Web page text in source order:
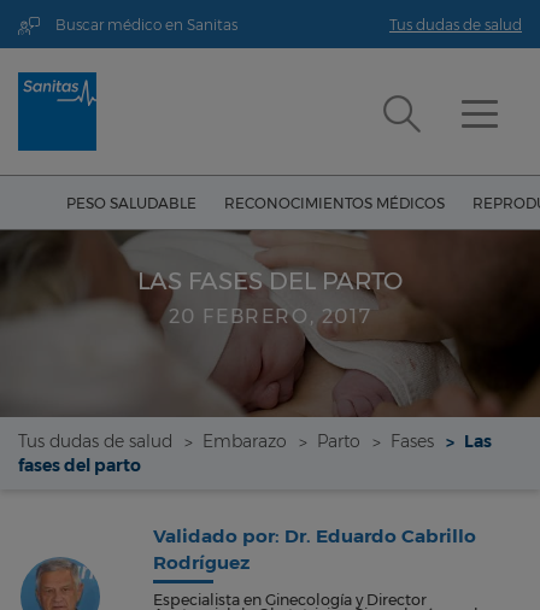
Buscar médico en Sanitas Tus dudas de salud
PESO SALUDABLE RECONOCIMIENTOS MÉDICOS
LAS FASES DEL PARTO
20 FEBRERO, 2017
Tus dudas de salud Embarazo Parto Fases
Las
fases del parto
Validado por: Dr. Eduardo Cabrillo
Rodríguez
Especialista en Ginecología y Director